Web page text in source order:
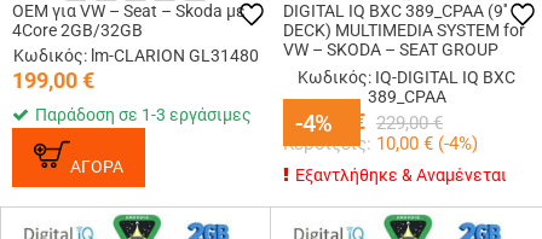
OEM για VW – Seat – Skoda με
4Core 2GB/32GB
Κωδικός: lm-CLARION GL31480
199,00€
Παράδοση σε 1-3 εργάσιμες
ΑΓΟΡΑ
-4%
DIGITAL IQ BXC 389_CPAA (9''
DECK) MULTIMEDIA SYSTEM for
VW – SKODA – SEAT GROUP
mod. 2004-2014
Κωδικός: IQ-DIGITAL IQ BXC
389_CPAA
219,00 € 229,00 €
Κερδίζεις: 10,00 € (-4%)
-4%
Εξαντλήθηκε & Αναμένεται